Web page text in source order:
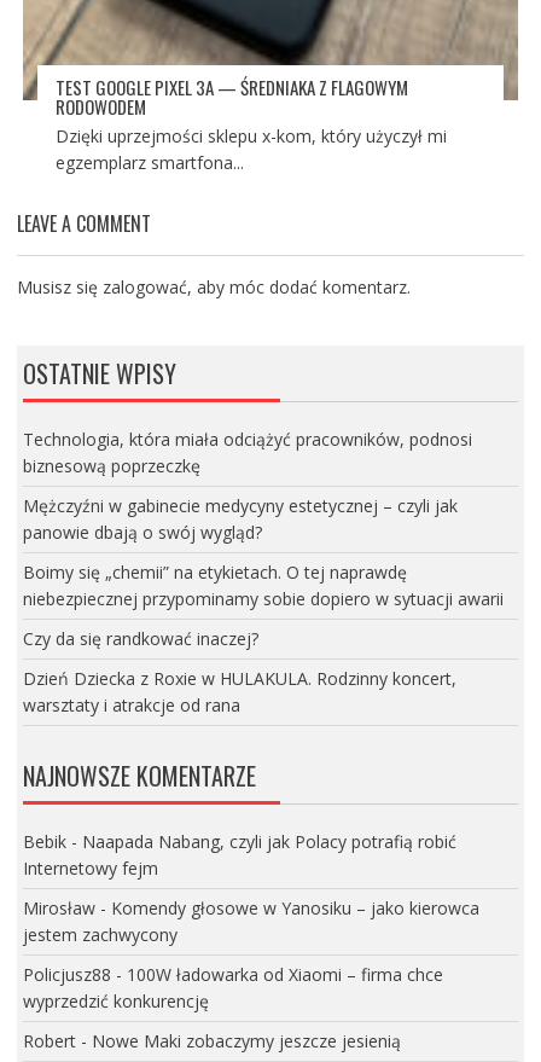
TEST GOOGLE PIXEL 3A — ŚREDNIAKA Z FLAGOWYM
RODOWODEM
Dzięki uprzejmości sklepu x-kom, który użyczył mi
egzemplarz smartfona...
LEAVE A COMMENT
Musisz się zalogować, aby móc dodać komentarz.
OSTATNIE WPISY
Technologia, która miała odciążyć pracowników, podnosi
biznesową poprzeczkę
Mężczyźni w gabinecie medycyny estetycznej – czyli jak
panowie dbają o swój wygląd?
Boimy się „chemii” na etykietach. O tej naprawdę
niebezpiecznej przypominamy sobie dopiero w sytuacji awarii
Czy da się randkować inaczej?
Dzień Dziecka z Roxie w HULAKULA. Rodzinny koncert,
warsztaty i atrakcje od rana
NAJNOWSZE KOMENTARZE
Bebik- Naapada Nabang, czyli jak Polacy potrafią robić
Internetowy fejm
Mirosław- Komendy głosowe w Yanosiku – jako kierowca
jestem zachwycony
Policjusz88 - 100W ładowarka od Xiaomi – firma chce
wyprzedzić konkurencję
Robert- Nowe Maki zobaczymy jeszcze jesienią